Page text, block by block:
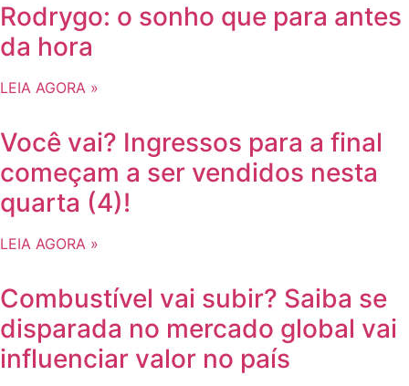
Rodrygo: o sonho que para antes
da hora
LEIA AGORA »
Você vai? Ingressos para a final
começam a ser vendidos nesta
quarta (4)!
LEIA AGORA »
Combustível vai subir? Saiba se
disparada no mercado global vai
influenciar valor no país